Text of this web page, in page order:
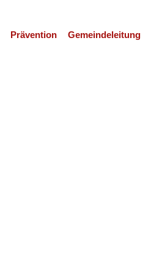
Prävention Gemeindeleitung